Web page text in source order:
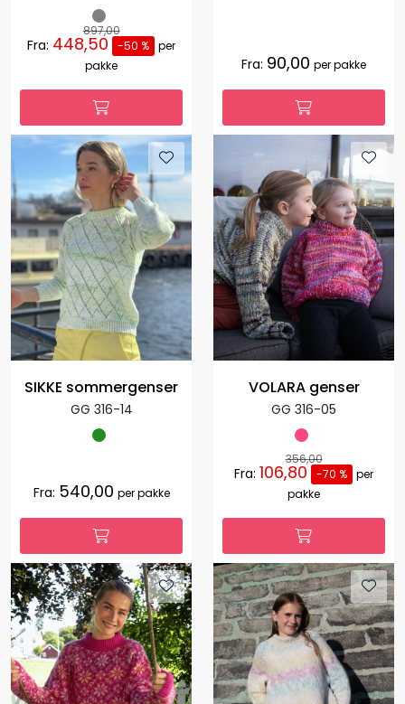
897,00
Fra: 448,50 -50 % per
pakke
Fra: 90,00 per pakke
SIKKE sommergenser
GG 316-14
Fra: 540,00 per pakke
VOLARA genser
GG 316-05
356,00
Fra: 106,80 -70 % per
pakke